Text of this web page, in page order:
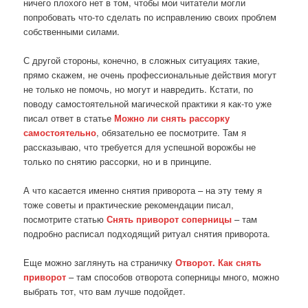
попробовать что-то сделать по исправлению своих проблем
собственными силами.
С другой стороны, конечно, в сложных ситуациях такие,
прямо скажем, не очень профессиональные действия могут
не только не помочь, но могут и навредить. Кстати, по
поводу самостоятельной магической практики я как-то уже
писал ответ в статьеМожно ли снять рассорку
самостоятельно, обязательно ее посмотрите. Там я
рассказываю, что требуется для успешной ворожбы не
только по снятию рассорки, но и в принципе.
А что касается именно снятия приворота – на эту тему я
тоже советы и практические рекомендации писал,
посмотрите статьюСнять приворот соперницы – там
подробно расписал подходящий ритуал снятия приворота.
Еще можно заглянуть на страничкуОтворот. Как снять
приворот – там способов отворота соперницы много, можно
выбрать тот, что вам лучше подойдет.